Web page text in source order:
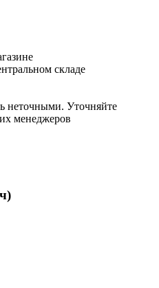
складе
неточными. Уточняйте
менеджеров